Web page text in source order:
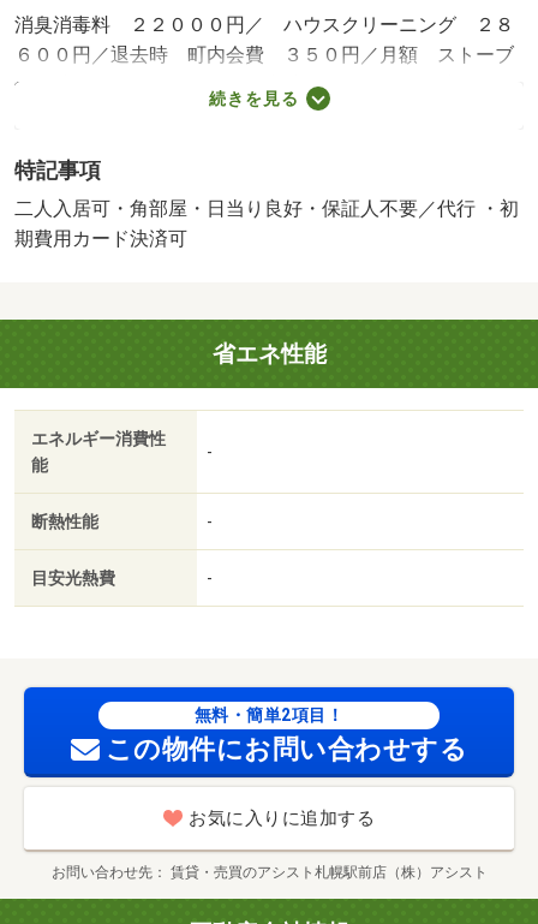
消臭消毒料 ２２０００円／ ハウスクリーニング ２８
６００円／退去時 町内会費 ３５０円／月額 ストーブ
分解清掃 １６５００円／退去時 エアコン分解清掃 １
６５００円／ ２４時間管理費 ２４２０円／月額／保証
円、月額：５５０円／普通借家０２年／二人入居可／子供
可／弊社は札幌市内であればお取り扱いの出来ない物件は
ございません。わざわざ何社も足を運ばなくても窓口一つ
エアコン／クロゼット／フローリング／シャワー付洗面台
／室内洗濯置／陽当り良好／シューズボックス／システム
キッチン／角住戸／温水洗浄便座／脱衣所／洗面所独立／
洗面化粧台／２口コンロ／即入居可／礼金不要／ＩＨクッ
キングヒーター／灯油暖房／保証人不要／敷金１ヶ月／二
人入居相談／南西角住戸／２沿線利用可／眺望良好／２４
西向き／全居室６畳以上／ＩＴ重説 対応物件／初期費用
カード決済可／通風良好／ファミリーマート札幌麻生町５
丁目店（コンビニ）まで１９５ｍ／東光ストア麻生店（ス
北海道銀行麻生支店（銀行）まで３２２ｍ／札幌麻生郵便
局（郵便局）まで４２３ｍ
続きを見る
特記事項
二人入居可・角部屋・日当り良好・保証人不要／代行 ・初
期費用カード決済可
省エネ性能
エネルギー消費性
能
-
断熱性能 -
目安光熱費 -
無料・簡単2項目！
この物件にお問い合わせする
お気に入りに追加する
お問い合わせ先 賃貸・売買のアシスト札幌駅前店（株）アシスト